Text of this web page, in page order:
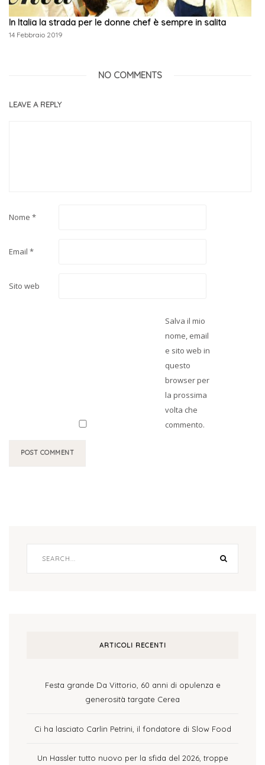
In Italia la strada per le donne chef è sempre in salita
14 Febbraio 2019
NO COMMENTS
LEAVE A REPLY
Nome *
Email *
Sito web
Salva il mio
nome, email
e sito web in
questo
browser per
la prossima
volta che
commento.
ARTICOLI RECENTI
Festa grande Da Vittorio, 60 anni di opulenza e
generosità targate Cerea
Ci ha lasciato Carlin Petrini, il fondatore di Slow Food
Un Hassler tutto nuovo per la sfida del 2026, troppe